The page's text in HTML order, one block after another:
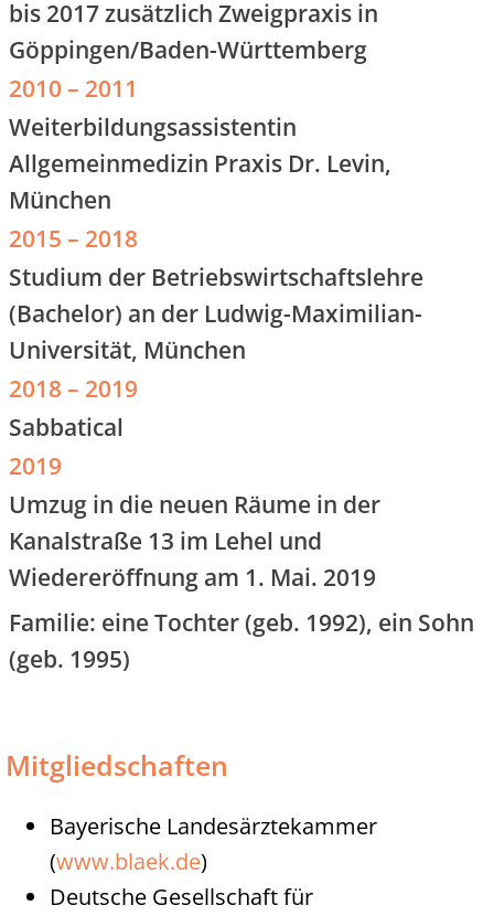
bis 2017 zusätzlich Zweigpraxis in
Göppingen/Baden-Württemberg
2010 – 2011
Weiterbildungsassistentin
Allgemeinmedizin Praxis Dr. Levin,
München
2015 – 2018
Studium der Betriebswirtschaftslehre
(Bachelor) an der Ludwig-Maximilian-
Universität, München
2018 – 2019
Sabbatical
2019
Umzug in die neuen Räume in der
Kanalstraße 13 im Lehel und
Wiedereröffnung am 1. Mai. 2019
Familie: eine Tochter (geb. 1992), ein Sohn
(geb. 1995)
Mitgliedschaften
Bayerische Landesärztekammer
(www.blaek.de)
Deutsche Gesellschaft für